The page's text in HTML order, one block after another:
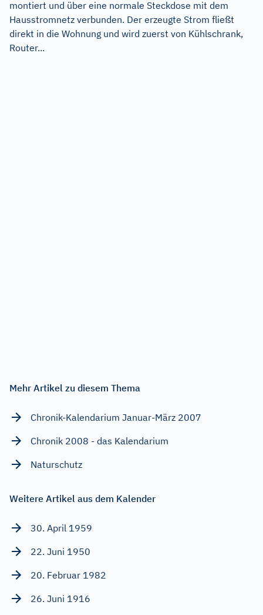
montiert und über eine normale Steckdose mit dem
Hausstromnetz verbunden. Der erzeugte Strom fließt
direkt in die Wohnung und wird zuerst von Kühlschrank,
Router...
Mehr Artikel zu diesem Thema
Chronik-Kalendarium Januar-März 2007
Chronik 2008 - das Kalendarium
Naturschutz
Weitere Artikel aus dem Kalender
30. April 1959
22. Juni 1950
20. Februar 1982
26. Juni 1916